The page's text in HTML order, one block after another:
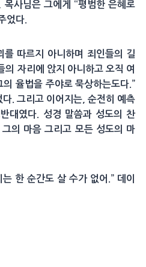
사님은 그에게 “평범한 은혜로
었다.
를 따르지 아니하며 죄인들의 길
의 자리에 앉지 아니하고 오직 여
율법을 주야로 묵상하는도다.”
. 그리고 이어지는, 순전히 예측
대였다. 성경 말씀과 성도의 찬
의 마음 그리고 모든 성도의 마
한 순간도 살 수가 없어.” 데이